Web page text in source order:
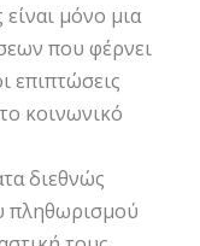
μόνο μια
που φέρνει
επιπτώσεις
κοινωνικό
διεθνώς
πληθωρισμού